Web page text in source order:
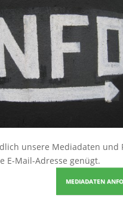
unsere Mediadaten und
E-Mail-Adresse genügt.
MEDIADATEN